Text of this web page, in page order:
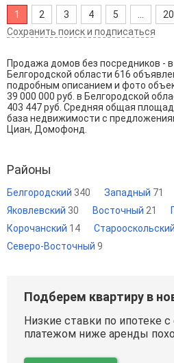
1 2 3 4 5
20
Сохранить поиск и подписаться
Продажа домов без посредников -
Белгородской области 616
подробным описанием и фото
39 000 000 руб. в Белгородской
403 447 руб. Средняя общая
база недвижимости с
Циан, Домофонд.
Районы
Белгородский 340 Западный 71
Яковлевский 30 Восточный 21
Корочанский 14 Старооскольский
Северо-Восточный 9
Подберем квартиру в
Низкие ставки по ипотеке
платежом ниже аренды